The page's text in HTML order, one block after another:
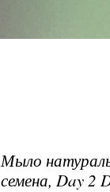
Мыло
семена, Day 2